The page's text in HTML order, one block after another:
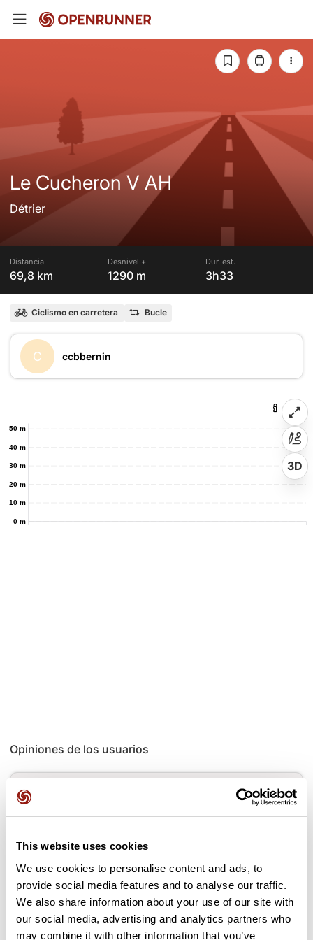
This website uses cookies
We use cookies to personalise content and ads, to
provide social media features and to analyse our traffic.
We also share information about your use of our site with
our social media, advertising and analytics partners who
may combine it with other information that you’ve
Le Cucheron V AH
Détrier
Distancia
69,8 km
Desnivel +
1290 m
Dur. est.
3h33
Ciclismo en carretera Bucle
C ccbbernin
0 m
10 m
20 m
30 m
40 m
50 m
3D
Opiniones de los usuarios
Este recorrido aún no contiene opiniones. ¿Ya lo has
completado? ¡Deja la primera opinión!
Añadir una opinión